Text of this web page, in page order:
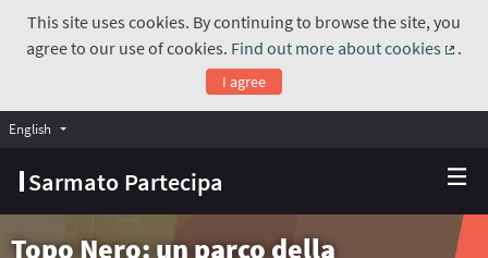
This site uses cookies. By continuing to browse the site, you
agree to our use of cookies. Find out more about cookies
.
I agree
Sarmato Partecipa
English Choose language
Topo Nero: un parco della